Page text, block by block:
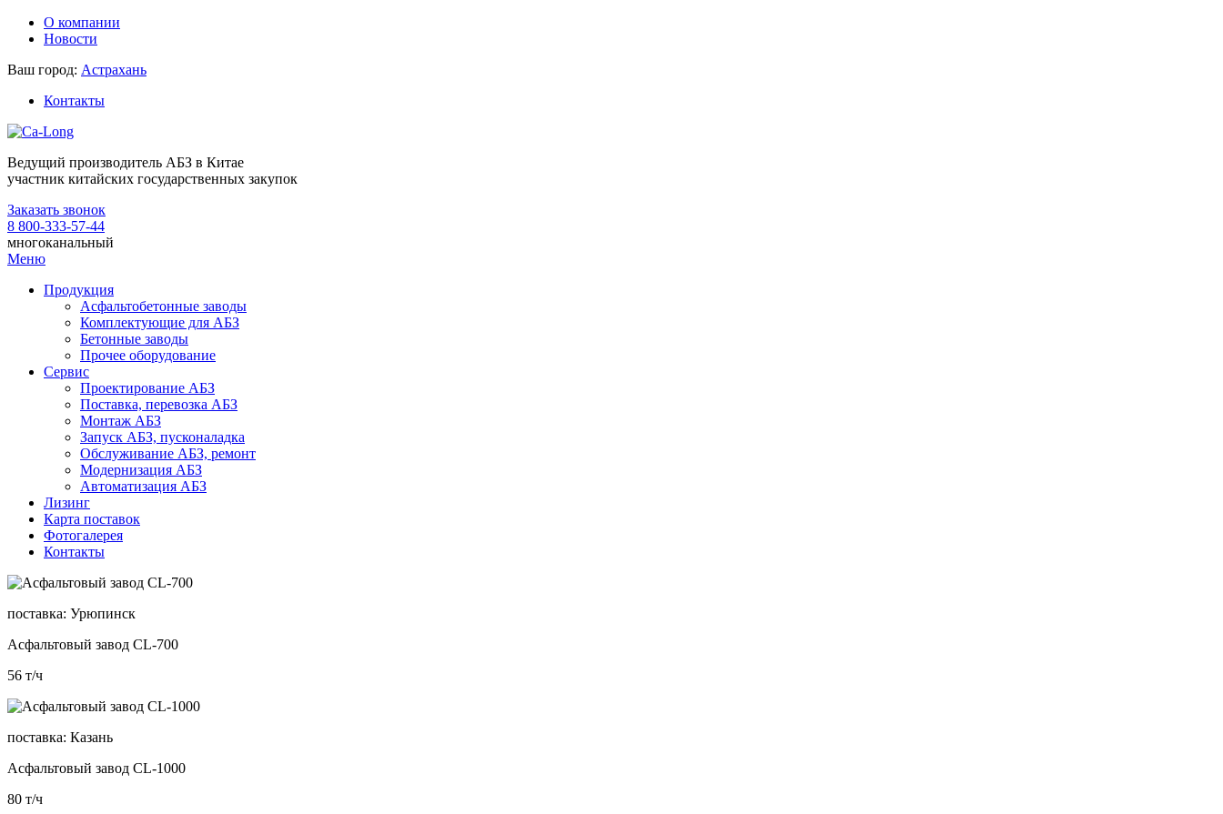
О компании
Новости
Ваш город: Астрахань
Контакты
Ведущий производитель АБЗ в Китае
участник китайских государственных закупок
Заказать звонок
8 800-333-57-44
многоканальный
Меню
Продукция
Асфальтобетонные заводы
Комплектующие для АБЗ
Бетонные заводы
Прочее оборудование
Сервис
Проектирование АБЗ
Поставка, перевозка АБЗ
Монтаж АБЗ
Запуск АБЗ, пусконаладка
Обслуживание АБЗ, ремонт
Модернизация АБЗ
Автоматизация АБЗ
Лизинг
Карта поставок
Фотогалерея
Контакты
поставка: Урюпинск
Асфальтовый завод CL-700
56 т/ч
поставка: Казань
Асфальтовый завод CL-1000
80 т/ч